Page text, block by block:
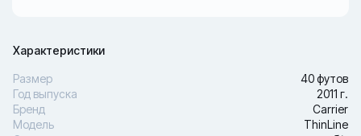
Характеристики
Размер
40 футов
Год выпуска
2011 г.
Бренд
Carrier
Модель
ThinLine